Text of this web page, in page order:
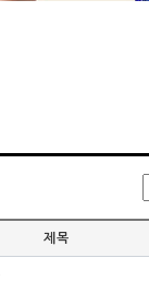
제 목